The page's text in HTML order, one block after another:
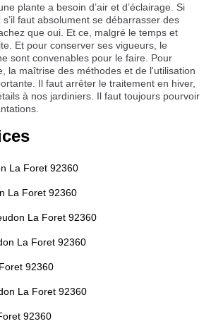
plante a besoin d’air et d’éclairage. Si
faut absolument se débarrasser des
que oui. Et ce, malgré le temps et
Et pour conserver ses vigueurs, le
sont convenables pour le faire. Pour
la maîtrise des méthodes et de l'utilisation
Il faut arrêter le traitement en hiver,
à nos jardiniers. Il faut toujours pourvoir
La Foret 92360
La Foret 92360
La Foret 92360
La Foret 92360
92360
La Foret 92360
92360